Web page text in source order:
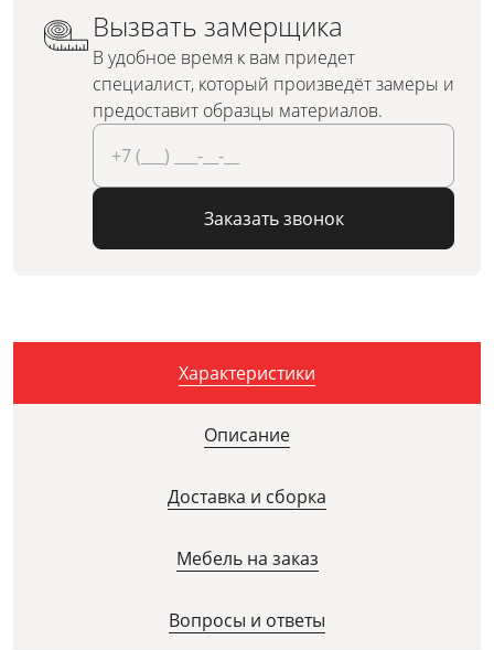
Вызвать замерщика
В удобное время к вам приедет
специалист, который произведёт замеры и
предоставит образцы материалов.
Заказать звонок
Характеристики
Описание
Доставка и сборка
Мебель на заказ
Вопросы и ответы